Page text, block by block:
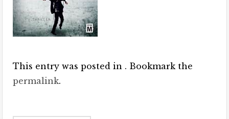
This entry was posted in . Bookmark the
permalink.